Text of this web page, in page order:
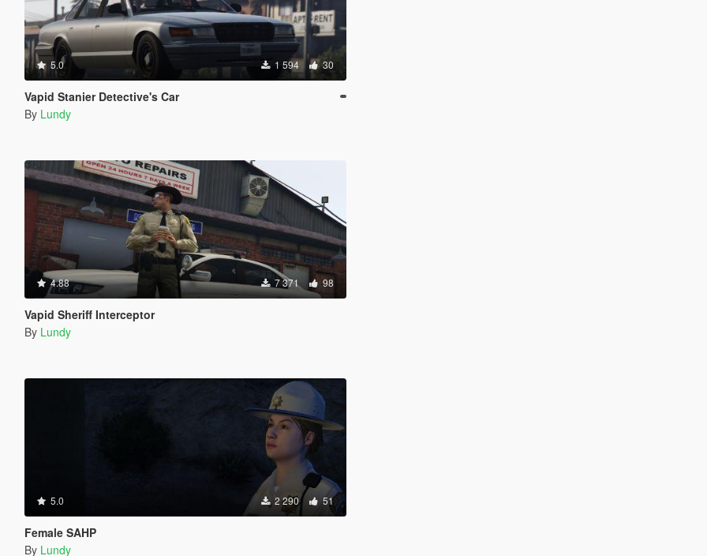
5.0 1 594 30
Vapid Stanier Detective's Car
By Lundy
4.88 7 371 98
Vapid Sheriff Interceptor
By Lundy
5.0 2 290 51
Female SAHP
By Lundy